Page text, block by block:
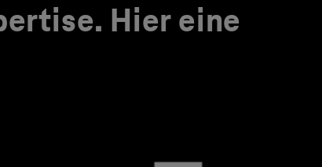
Hier eine